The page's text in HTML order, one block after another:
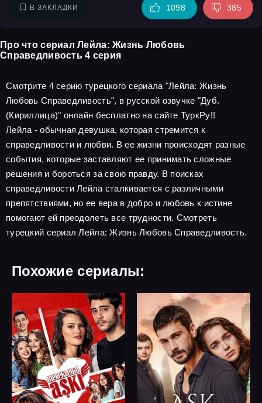
В ЗАКЛАДКИ 1098 385
Про что сериал Лейла: Жизнь Любовь
Справедливость 4 серия
Смотрите 4 серию турецкого сериала "Лейла: Жизнь
Любовь Справедливость", в русской озвучке "Дуб.
(Кириллица)" онлайн бесплатно на сайте ТуркРу!!
Лейла - обычная девушка, которая стремится к
справедливости и любви. В ее жизни происходят разные
события, которые заставляют ее принимать сложные
решения и бороться за свою правду. В поисках
справедливости Лейла сталкивается с различными
препятствиями, но ее вера в добро и любовь к истине
помогают ей преодолеть все трудности. Смотреть
турецкий сериал Лейла: Жизнь Любовь Справедливость.
Похожие сериалы: